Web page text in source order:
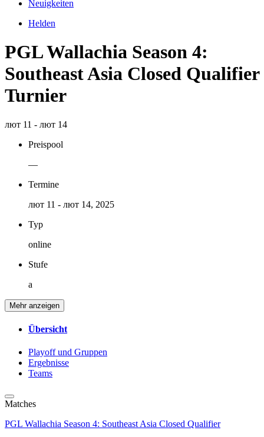
Neuigkeiten
Helden
PGL Wallachia Season 4:
Southeast Asia Closed Qualifier
Turnier
лют 11 - лют 14
Preispool
—
Termine
лют 11 - лют 14, 2025
Typ
online
Stufe
a
Mehr anzeigen
Übersicht
Playoff und Gruppen
Ergebnisse
Teams
Matches
PGL Wallachia Season 4: Southeast Asia Closed Qualifier